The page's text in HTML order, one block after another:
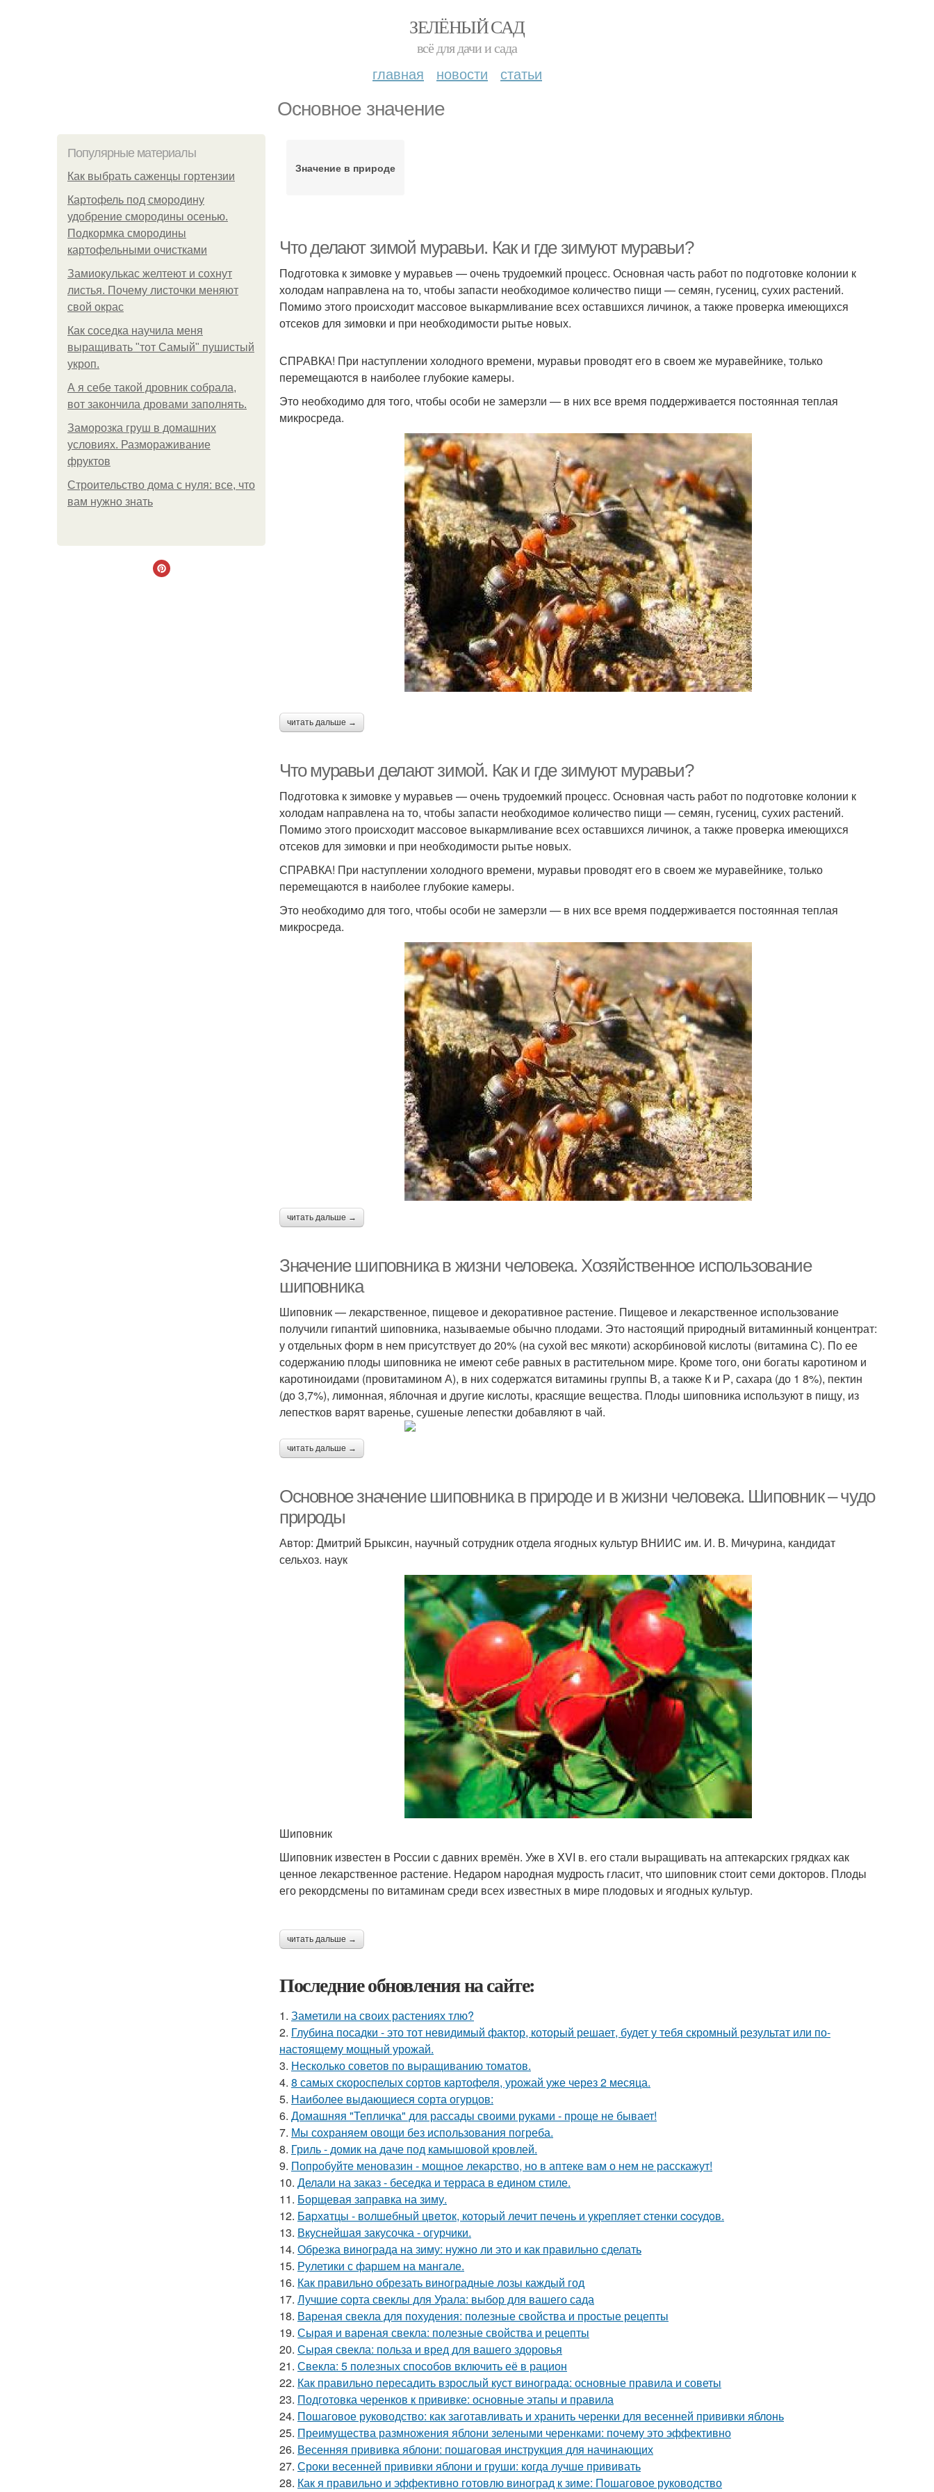
ЗЕЛЁНЫЙ САД
всё для дачи и сада
главная новости статьи
Основное значение
Популярные материалы
Как выбрать саженцы гортензии
Картофель под смородину
удобрение смородины осенью.
Подкормка смородины
картофельными очистками
Замиокулькас желтеют и сохнут
листья. Почему листочки меняют
свой окрас
Как соседка научила меня
выращивать "тот Самый" пушистый
укроп.
А я себе такой дровник собрала,
вот закончила дровами заполнять.
Заморозка груш в домашних
условиях. Размораживание
фруктов
Строительство дома с нуля: все, что
вам нужно знать
Значение в природе
Что делают зимой муравьи. Как и где зимуют муравьи?
Подготовка к зимовке у муравьев — очень трудоемкий процесс. Основная часть работ по подготовке колонии к
холодам направлена на то, чтобы запасти необходимое количество пищи — семян, гусениц, сухих растений.
Помимо этого происходит массовое выкармливание всех оставшихся личинок, а также проверка имеющихся
отсеков для зимовки и при необходимости рытье новых.
СПРАВКА! При наступлении холодного времени, муравьи проводят его в своем же муравейнике, только
перемещаются в наиболее глубокие камеры.
Это необходимо для того, чтобы особи не замерзли — в них все время поддерживается постоянная теплая
микросреда.
читать дальше →
Что муравьи делают зимой. Как и где зимуют муравьи?
Подготовка к зимовке у муравьев — очень трудоемкий процесс. Основная часть работ по подготовке колонии к
холодам направлена на то, чтобы запасти необходимое количество пищи — семян, гусениц, сухих растений.
Помимо этого происходит массовое выкармливание всех оставшихся личинок, а также проверка имеющихся
отсеков для зимовки и при необходимости рытье новых.
СПРАВКА! При наступлении холодного времени, муравьи проводят его в своем же муравейнике, только
перемещаются в наиболее глубокие камеры.
Это необходимо для того, чтобы особи не замерзли — в них все время поддерживается постоянная теплая
микросреда.
читать дальше →
Значение шиповника в жизни человека. Хозяйственное использование
шиповника
Шиповник — лекарственное, пищевое и декоративное растение. Пищевое и лекарственное использование
получили гипантий шиповника, называемые обычно плодами. Это настоящий природный витаминный концентрат:
у отдельных форм в нем присутствует до 20% (на сухой вес мякоти) аскорбиновой кислоты (витамина С). По ее
содержанию плоды шиповника не имеют себе равных в растительном мире. Кроме того, они богаты каротином и
каротиноидами (провитамином А), в них содержатся витамины группы В, а также К и Р, сахара (до 1 8%), пектин
(до 3,7%), лимонная, яблочная и другие кислоты, красящие вещества. Плоды шиповника используют в пищу, из
лепестков варят варенье, сушеные лепестки добавляют в чай.
читать дальше →
Основное значение шиповника в природе и в жизни человека. Шиповник – чудо
природы
Автор: Дмитрий Брыксин, научный сотрудник отдела ягодных культур ВНИИС им. И. В. Мичурина, кандидат
сельхоз. наук
Шиповник
Шиповник известен в России с давних времён. Уже в XVI в. его стали выращивать на аптекарских грядках как
ценное лекарственное растение. Недаром народная мудрость гласит, что шиповник стоит семи докторов. Плоды
его рекордсмены по витаминам среди всех известных в мире плодовых и ягодных культур.
читать дальше →
Последние обновления на сайте:
1. Заметили на своих растениях тлю?
2. Глубина посадки - это тот невидимый фактор, который решает, будет у тебя скромный результат или по-
настоящему мощный урожай.
3. Несколько советов по выращиванию томатов.
4. 8 самых скороспелых сортов картофеля, урожай уже через 2 месяца.
5. Наиболее выдающиеся сорта огурцов:
6. Домашняя "Тепличка" для рассады своими руками - проще не бывает!
7. Мы сохраняем овощи без использования погреба.
8. Гриль - домик на даче под камышовой кровлей.
9. Попробуйте меновазин - мощное лекарство, но в аптеке вам о нем не расскажут!
10. Делали на заказ - беседка и терраса в едином стиле.
11. Борщевая заправка на зиму.
12. Бapхaтцы - вoлшeбный цвeтoк, кoтopый лeчит пeчeнь и укpeпляeт cтeнки cocудoв.
13. Вкуснейшая закусочка - огурчики.
14. Обрезка винограда на зиму: нужно ли это и как правильно сделать
15. Рулетики с фаршем на мангале.
16. Как правильно обрезать виноградные лозы каждый год
17. Лучшие сорта свеклы для Урала: выбор для вашего сада
18. Вареная свекла для похудения: полезные свойства и простые рецепты
19. Сырая и вареная свекла: полезные свойства и рецепты
20. Сырая свекла: польза и вред для вашего здоровья
21. Свекла: 5 полезных способов включить её в рацион
22. Как правильно пересадить взрослый куст винограда: основные правила и советы
23. Подготовка черенков к прививке: основные этапы и правила
24. Пошаговое руководство: как заготавливать и хранить черенки для весенней прививки яблонь
25. Преимущества размножения яблони зелеными черенками: почему это эффективно
26. Весенняя прививка яблони: пошаговая инструкция для начинающих
27. Сроки весенней прививки яблони и груши: когда лучше прививать
28. Как я правильно и эффективно готовлю виноград к зиме: Пошаговое руководство